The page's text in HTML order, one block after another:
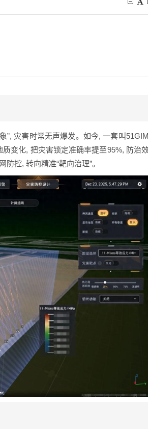
”, 灾害时常无声爆发。如今, 一套叫51GIM
变化, 把灾害锁定准确率提至95%, 防治
控, 转向精准“靶向治理”。